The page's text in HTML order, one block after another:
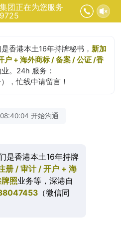
团正在为您服务
香港本土16年持牌秘书，新加
户 + 海外商标 / 备案 / 公证 /香
。24h 服务：
），忙线中请留言！
开始沟通
是香港本土16年持牌
册 / 审计 / 开户 + 海
照业务等，深港自
（微信同